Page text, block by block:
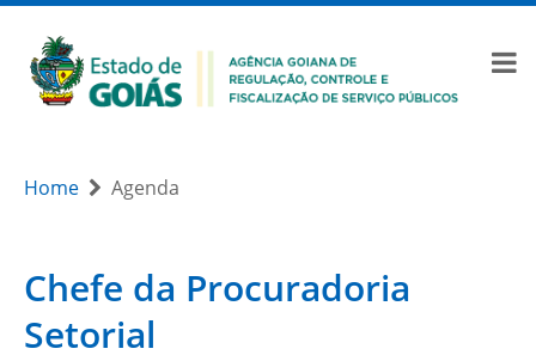
Home Agenda
Chefe da Procuradoria
Setorial